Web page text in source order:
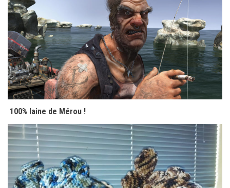
100% laine de Mérou !